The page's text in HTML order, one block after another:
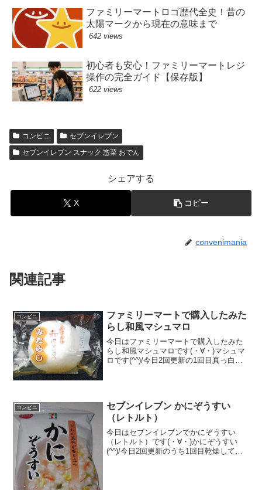
ファミリーマートロゴ歴代全史！昔の
太陽マークから現在の意味まで
642 views
初心者も安心！ファミリーマートレジ
操作の完全ガイド【保存版】
622 views
コンビニ
セブンイレブン
セブンイレブン スナック 惣菜 おでん
シェアする
X コピー
convenimania
関連記事
コンビニ
ファミリーマートで購入したみた
らし和風マシュマロ
今日はファミリーマートで購入したみた
らし和風マシュマロです(・∀・)マシュマ
ロです(^^)/今日2回更新の1回目真っ白で
コンビニ
セブンイレブン かにぞうすい
（レトルト）
今日はセブンイレブンでかにぞうすい
（レトルト）です(・∀・)かにぞうすい
(^^)/今日2回更新のうち1回目乾燥してい